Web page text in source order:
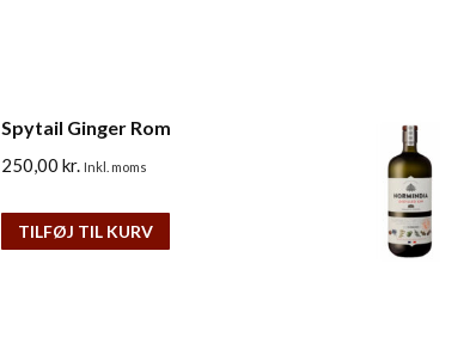
Spytail Ginger Rom
250,00 kr. Inkl. moms
TILFØJ TIL KURV